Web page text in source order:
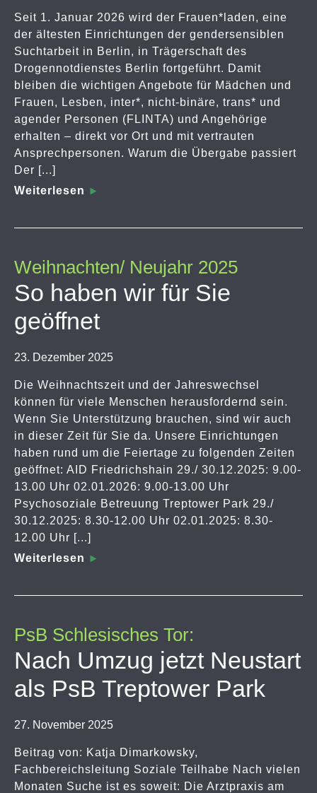
Seit 1. Januar 2026 wird der Frauen*laden, eine
der ältesten Einrichtungen der gendersensiblen
Suchtarbeit in Berlin, in Trägerschaft des
Drogennotdienstes Berlin fortgeführt. Damit
bleiben die wichtigen Angebote für Mädchen und
Frauen, Lesben, inter*, nicht-binäre, trans* und
agender Personen (FLINTA) und Angehörige
erhalten – direkt vor Ort und mit vertrauten
Ansprechpersonen. Warum die Übergabe passiert
Der [...]
Weiterlesen
Weihnachten/ Neujahr 2025
So haben wir für Sie
geöffnet
23. Dezember 2025
Die Weihnachtszeit und der Jahreswechsel
können für viele Menschen herausfordernd sein.
Wenn Sie Unterstützung brauchen, sind wir auch
in dieser Zeit für Sie da. Unsere Einrichtungen
haben rund um die Feiertage zu folgenden Zeiten
geöffnet: AID Friedrichshain 29./ 30.12.2025: 9.00-
13.00 Uhr 02.01.2026: 9.00-13.00 Uhr
Psychosoziale Betreuung Treptower Park 29./
30.12.2025: 8.30-12.00 Uhr 02.01.2025: 8.30-
12.00 Uhr [...]
Weiterlesen
PsB Schlesisches Tor:
Nach Umzug jetzt Neustart
als PsB Treptower Park
27. November 2025
Beitrag von: Katja Dimarkowsky,
Fachbereichsleitung Soziale Teilhabe Nach vielen
Monaten Suche ist es soweit: Die Arztpraxis am